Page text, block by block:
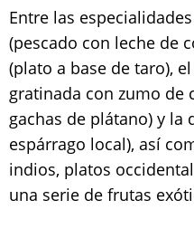
Entre las
(pescado con leche de
(plato a base de taro),
gratinada con zumo de
gachas de plátano) y la
espárrago local), así
indios, platos
una serie de frutas